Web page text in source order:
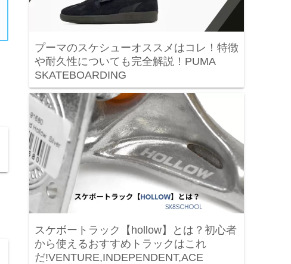
プーマのスケシューオススメはコレ！特徴
や耐久性についても完全解説！PUMA
SKATEBOARDING
スケボートラック【hollow】とは？初心者
から使えるおすすめトラックはこれ
だ!VENTURE,INDEPENDENT,ACE